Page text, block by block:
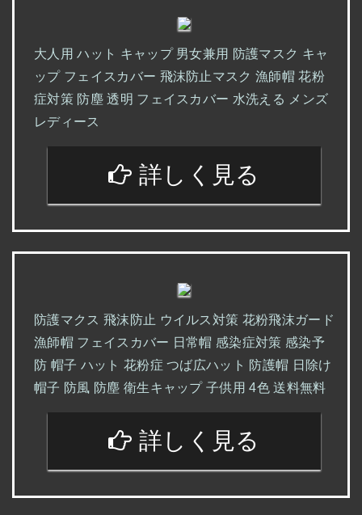
大人用 ハット キャップ 男女兼用 防護マスク キャ
ップ フェイスカバー 飛沫防止マスク 漁師帽 花粉
症対策 防塵 透明 フェイスカバー 水洗える メンズ
レディース
詳しく見る
防護マクス 飛沫防止 ウイルス対策 花粉飛沫ガード
漁師帽 フェイスカバー 日常帽 感染症対策 感染予
防 帽子 ハット 花粉症 つば広ハット 防護帽 日除け
帽子 防風 防塵 衛生キャップ 子供用 4色 送料無料
詳しく見る